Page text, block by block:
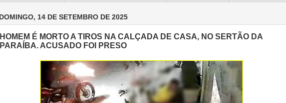
DOMINGO, 14 DE SETEMBRO DE 2025
HOMEM É MORTO A TIROS NA CALÇADA DE CASA, NO SERTÃO DA
PARAÍBA. ACUSADO FOI PRESO